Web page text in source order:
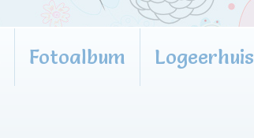
Fotoalbum Logeerhuis